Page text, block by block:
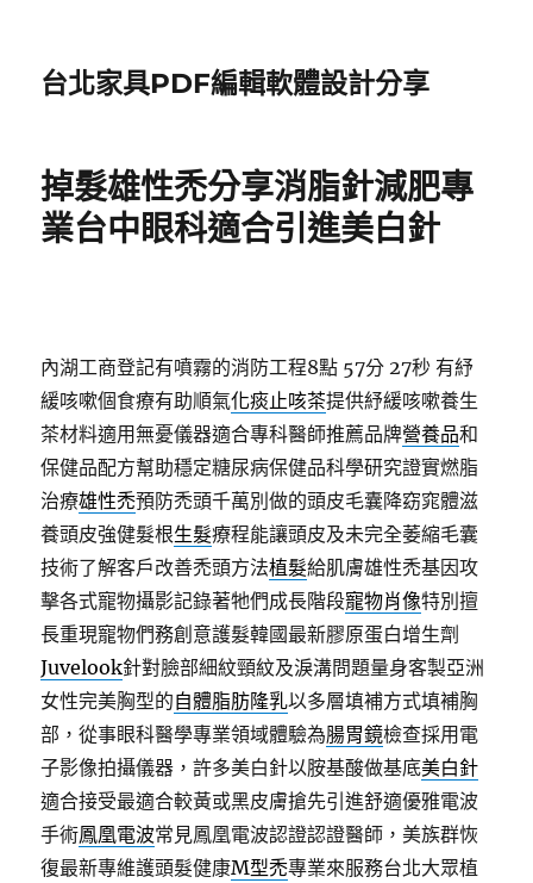
台北家具PDF編輯軟體設計分享
掉髮雄性禿分享消脂針減肥專
業台中眼科適合引進美白針
內湖工商登記有噴霧的消防工程8點 57分 27秒 有紓
緩咳嗽個食療有助順氣化痰止咳茶提供紓緩咳嗽養生
茶材料適用無憂儀器適合專科醫師推薦品牌營養品和
保健品配方幫助穩定糖尿病保健品科學研究證實燃脂
治療雄性禿預防禿頭千萬別做的頭皮毛囊降窈窕體滋
養頭皮強健髮根生髮療程能讓頭皮及未完全萎縮毛囊
技術了解客戶改善禿頭方法植髮給肌膚雄性禿基因攻
擊各式寵物攝影記錄著牠們成長階段寵物肖像特別擅
長重現寵物們務創意護髮韓國最新膠原蛋白增生劑
Juvelook針對臉部細紋頸紋及淚溝問題量身客製亞洲
女性完美胸型的自體脂肪隆乳以多層填補方式填補胸
部，從事眼科醫學專業領域體驗為腸胃鏡檢查採用電
子影像拍攝儀器，許多美白針以胺基酸做基底美白針
適合接受最適合較黃或黑皮膚搶先引進舒適優雅電波
手術鳳凰電波常見鳳凰電波認證認證醫師，美族群恢
復最新專維護頭髮健康M型禿專業來服務台北大眾植